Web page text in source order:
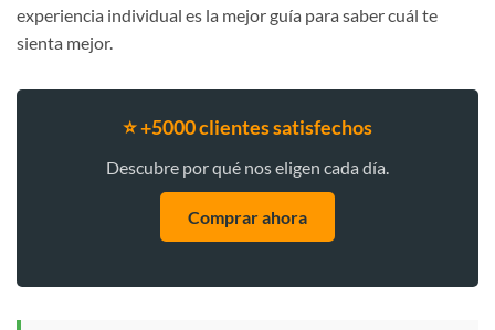
experiencia individual es la mejor guía para saber cuál te
sienta mejor.
⭐ +5000 clientes satisfechos
Descubre por qué nos eligen cada día.
Comprar ahora